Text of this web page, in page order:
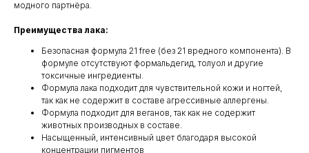
модного партнёра.
Преимущества лака:
Безопасная формула 21 free (без 21 вредного компонента). В
формуле отсутствуют формальдегид, толуол и другие
токсичные ингредиенты.
Формула лака подходит для чувствительной кожи и ногтей,
так как не содержит в составе агрессивные аллергены.
Формула подходит для веганов, так как не содержит
животных производных в составе.
Насыщенный, интенсивный цвет благодаря высокой
концентрации пигментов